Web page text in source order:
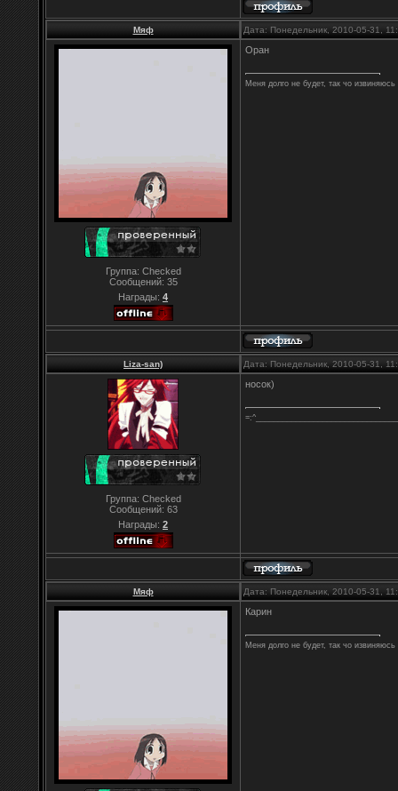
Мяф Дата: Понедельник, 2010-05-31,
Группа: Checked
Сообщений: 35
Награды: 4
Оран
Меня долго не будет, так чо
Liza-san) Дата: Понедельник, 2010-05-31,
Группа: Checked
Сообщений: 63
Награды: 2
носок)
Мяф Дата: Понедельник, 2010-05-31,
Карин
Меня долго не будет, так чо